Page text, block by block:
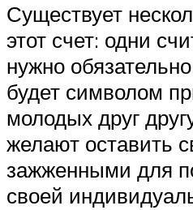
Существует
этот счет: одни
нужно
будет символом
молодых друг
желают оставить
зажженными для
своей